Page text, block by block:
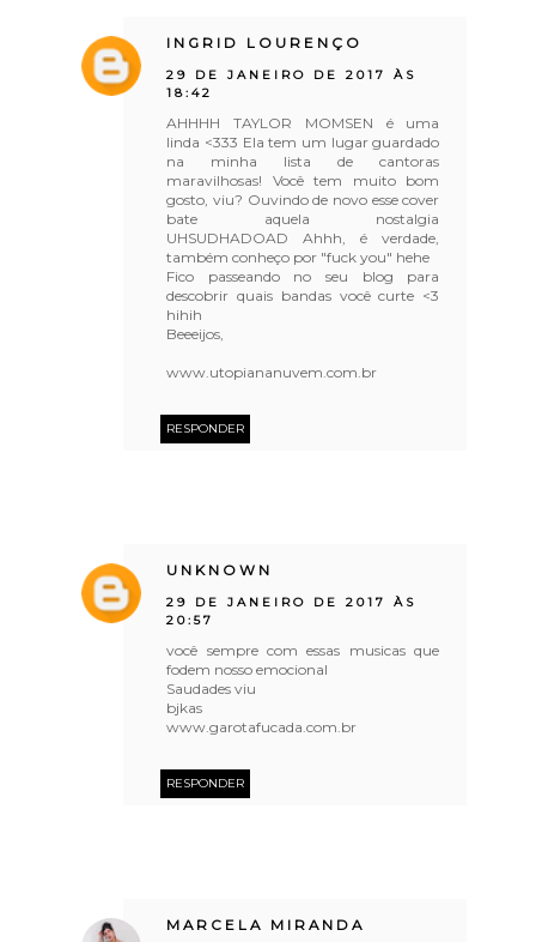
INGRID LOURENÇO
29 DE JANEIRO DE 2017 ÀS
18:42
AHHHH TAYLOR MOMSEN é uma
linda <333 Ela tem um lugar guardado
na minha lista de cantoras
maravilhosas! Você tem muito bom
gosto, viu? Ouvindo de novo esse cover
bate aquela nostalgia
UHSUDHADOAD Ahhh, é verdade,
também conheço por "fuck you" hehe
Fico passeando no seu blog para
descobrir quais bandas você curte <3
hihih
Beeeijos,
www.utopiananuvem.com.br
RESPONDER
UNKNOWN
29 DE JANEIRO DE 2017 ÀS
20:57
você sempre com essas musicas que
fodem nosso emocional
Saudades viu
bjkas
www.garotafucada.com.br
RESPONDER
MARCELA MIRANDA